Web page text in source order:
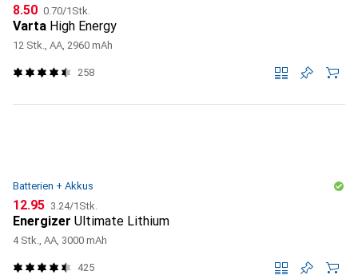
CHF
8.50 CHF
0.70/1Stk.
Varta High Energy
12 Stk., AA, 2960 mAh
258
Batterien + Akkus
CHF
12.95 CHF
3.24/1Stk.
Energizer Ultimate Lithium
4 Stk., AA, 3000 mAh
425